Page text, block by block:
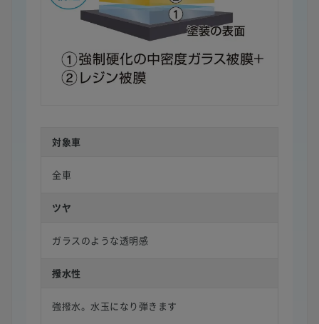
対象車
全車
ツヤ
ガラスのような透明感
撥水性
強撥水。水玉になり弾きます